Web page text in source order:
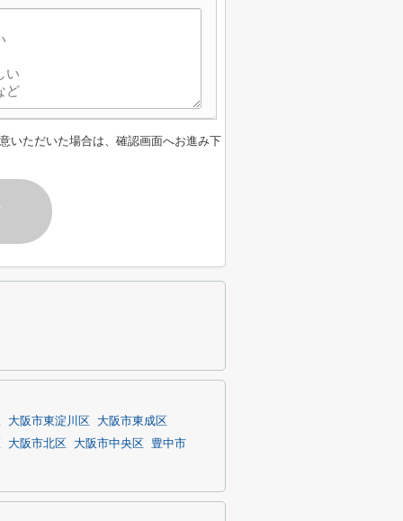
いただいた場合は、確認画面へお進み下
大阪市東淀川区
大阪市東成区
大阪市北区 大阪市中央区 豊中市